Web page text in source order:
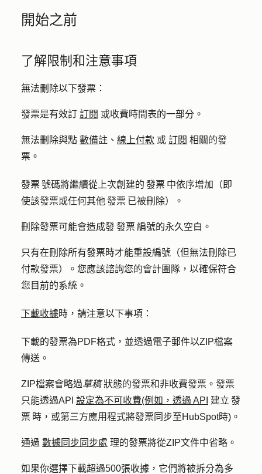
開始之前
了解限制和注意事項
無法刪除以下發票：
發票是有效訂 訂閱 或收費時間表的一部分。
無法刪除與點 數備註、 線上付款 或 訂閱 相關的發
票。
發票 號碼將繼續從上次創建的 發票 中依序增加（即
使該發票或任何其他 發票 已被刪除）。
刪除發票可能會造成發 發票 編號的永久空白。
只有在刪除所有發票時才能重設編號（但無法刪除已
付款發票）。您應該諮詢您的會計團隊，以確保符合
您目前的系統。
下載收據時，請注意以下事項：
下載的發票為PDF格式，並透過電子郵件以ZIP檔案
傳送。
ZIP檔案會略過草稿狀態的發票和非收費發票。發票
只能透過API 設定為不可收費(例如，透過 API 建立 發
票 時，或第三方應用程式將發票同步至HubSpot時)。
通過 數據同步同步處 理的發票將從ZIP文件中省略。
如果你選擇下載超過500張收據，它們將被拆分為多